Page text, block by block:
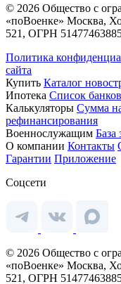
© 2026 Общество с
«поВоенке» Москва,
521, ОГРН
Политика
сайта
Купить Каталог
Ипотека Список банков
Калькуляторы Сумма
рефинансирования
Военнослужащим База
О компании Контакты
Гарантии Приложение
Соцсети
© 2026 Общество с
«поВоенке» Москва,
521, ОГРН